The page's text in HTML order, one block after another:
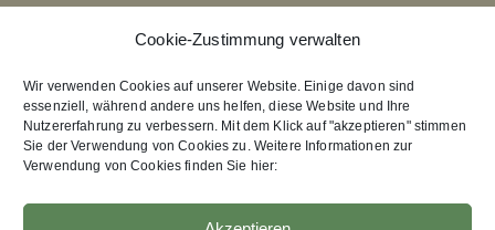
Cookie-Zustimmung verwalten
Wir verwenden Cookies auf unserer Website. Einige davon sind
essenziell, während andere uns helfen, diese Website und Ihre
Nutzererfahrung zu verbessern. Mit dem Klick auf "akzeptieren" stimmen
Sie der Verwendung von Cookies zu. Weitere Informationen zur
Verwendung von Cookies finden Sie hier:
Links zu unseren Partnerverlagen
Edition Bärenklau